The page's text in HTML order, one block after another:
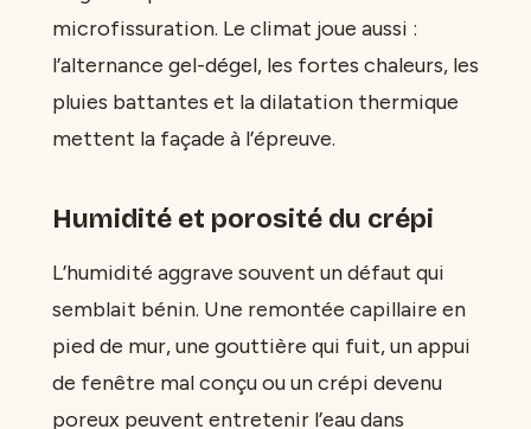
microfissuration. Le climat joue aussi :
l’alternance gel-dégel, les fortes chaleurs, les
pluies battantes et la dilatation thermique
mettent la façade à l’épreuve.
Humidité et porosité du crépi
L’humidité aggrave souvent un défaut qui
semblait bénin. Une remontée capillaire en
pied de mur, une gouttière qui fuit, un appui
de fenêtre mal conçu ou un crépi devenu
poreux peuvent entretenir l’eau dans